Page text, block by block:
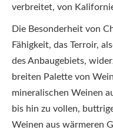
verbreitet, von
Die Besonderheit von
Fähigkeit, das Terroir,
des Anbaugebiets,
breiten Palette von
mineralischen Weinen
bis hin zu vollen,
Weinen aus wärmeren